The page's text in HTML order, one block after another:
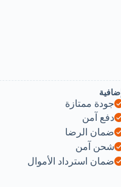
جودة ممتازة
دفع آمن
ضمان الرضا
شحن آمن
ضمان استرداد الأموال